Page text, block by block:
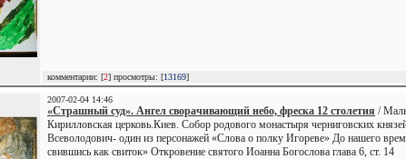
комментарии: [2] просмотры: [13169]
2007-02-04 14:46
«Страшный суд». Ангел сворачивающий небо, фреска 12 столетия /
Кирилловская церковь.Киев. Собор родового монастыря черниговских
Всеволодович- один из персонажей «Слова о полку Игореве» До нашего
свившись как свиток» Откровение святого Иоанна Богослова глава 6, ст. 14